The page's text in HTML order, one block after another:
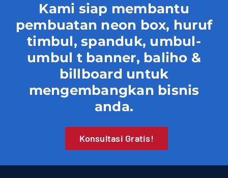
Kami siap membantu
pembuatan neon box, huruf
timbul, spanduk, umbul-
umbul t banner, baliho &
billboard untuk
mengembangkan bisnis
anda.
Konsultasi Gratis!